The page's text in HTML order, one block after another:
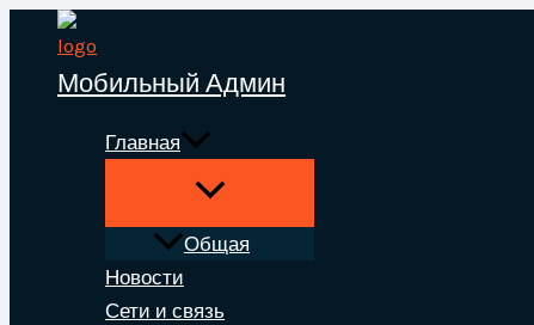
Перейти
содержимому
Мобильный Админ
Главная
Общая
Новости
Сети и связь